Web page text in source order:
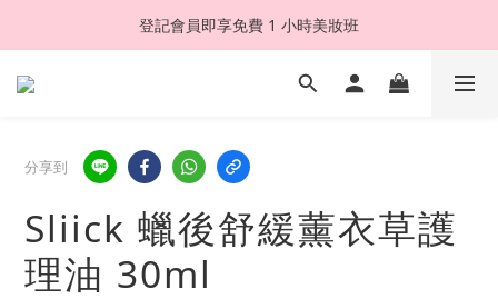
登記會員即享免費 1 小時美妝班
分享到
Sliick 蠟後舒緩薰衣草護
理油 30ml